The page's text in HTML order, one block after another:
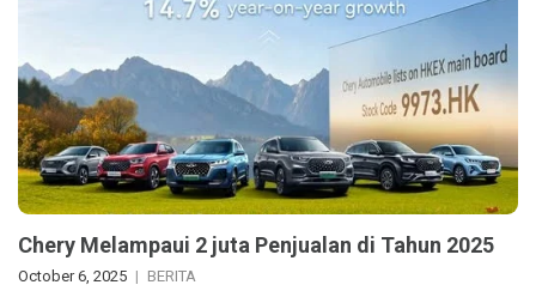
Chery Melampaui 2 juta Penjualan di Tahun 2025
October 6, 2025 BERITA